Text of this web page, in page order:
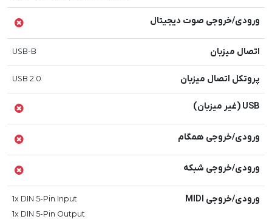
ورودی/خروجی صوت دیجیتال
اتصال میزبان USB-B
پروتکل اتصال میزبان USB 2.0
USB (غیر میزبان)
ورودی/خروجی همگام
ورودی/خروجی شبکه
ورودی/خروجی MIDI
1x DIN 5-Pin Input
1x DIN 5-Pin Output